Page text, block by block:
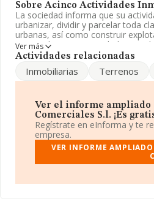
Sobre Acinco Actividades
La sociedad informa que su
urbanizar, dividir y parcelar toda
urbanas, así como construir
registrada como Sociedad
de bienes inmobiliarios por cuenta
El correo electrónico es
La sociedad española Acinco
número de identificación fiscal
506 2 1, (08006), Barcelona,
Con los datos a disposición de
sector, la facturación en el
promedio de la facturación de
desde la constitución. Los
Ver más
Actividades relacionadas
Inmobiliarias Terrenos
Ver el informe
Comerciales S.l. ¡Es
Regístrate en eInforma y te
empresa.
VER INFORME